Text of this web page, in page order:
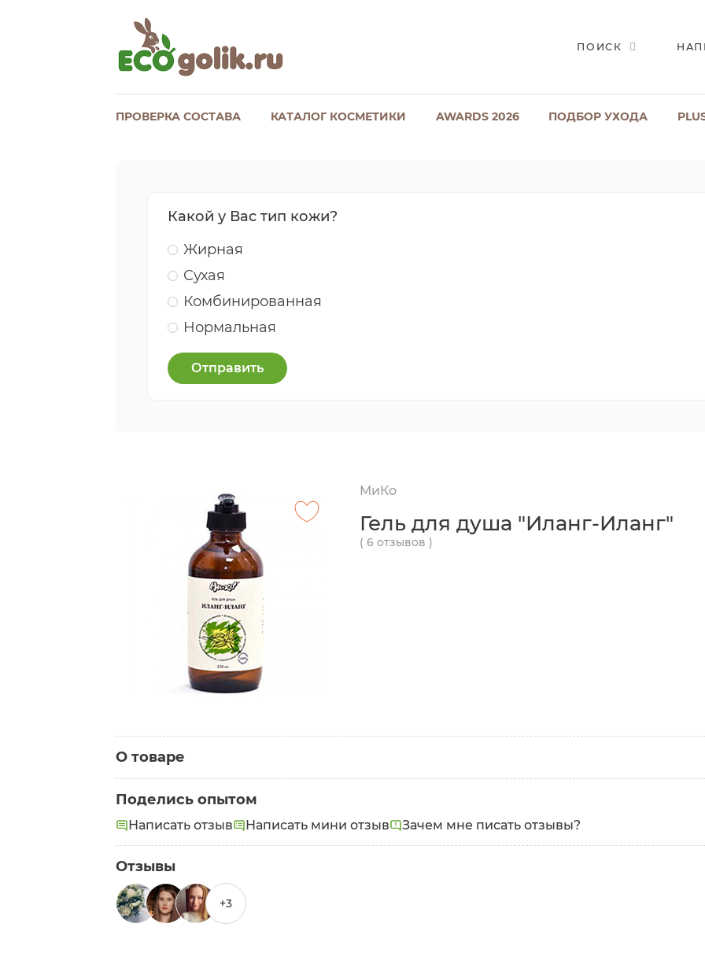
ПОИСК
ПРОВЕРКА СОСТАВА КАТАЛОГ КОСМЕТИКИ AWARDS 2026 ПОДБОР УХОДА
Какой у Вас тип кожи?
Жирная
Сухая
Комбинированная
Нормальная
Отправить
МиКо
Гель для душа "Иланг-Иланг"
( 6 отзывов )
О товаре
Поделись опытом
Написать отзыв Написать мини отзыв Зачем мне писать отзывы?
Отзывы
+3